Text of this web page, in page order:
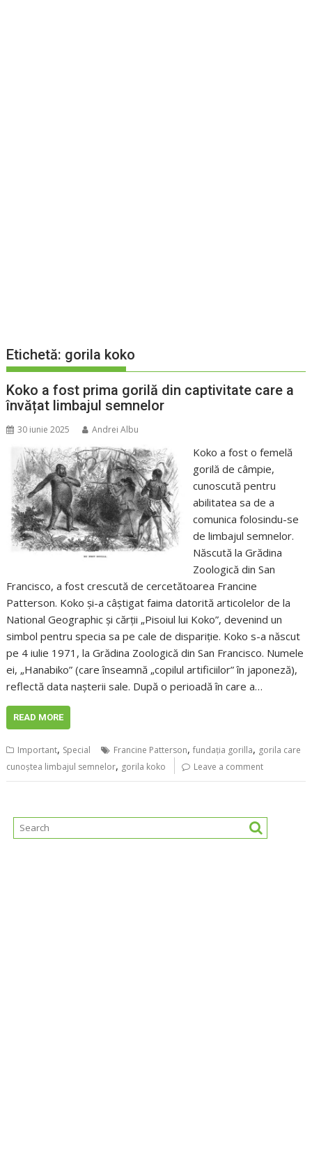
Etichetă: gorila koko
Koko a fost prima gorilă din captivitate care a
învățat limbajul semnelor
30 iunie 2025 Andrei Albu
Koko a fost o femelă
gorilă de câmpie,
cunoscută pentru
abilitatea sa de a
comunica folosindu-se
de limbajul semnelor.
Născută la Grădina
Zoologică din San
Francisco, a fost crescută de cercetătoarea Francine
Patterson. Koko și-a câștigat faima datorită articolelor de la
National Geographic și cărții „Pisoiul lui Koko”, devenind un
simbol pentru specia sa pe cale de dispariție. Koko s-a născut
pe 4 iulie 1971, la Grădina Zoologică din San Francisco. Numele
ei, „Hanabiko” (care înseamnă „copilul artificiilor” în japoneză),
reflectă data nașterii sale. După o perioadă în care a…
READ MORE
Important, Special Francine Patterson,fundația gorilla, gorila care
cunoștea limbajul semnelor, gorila koko Leave a comment